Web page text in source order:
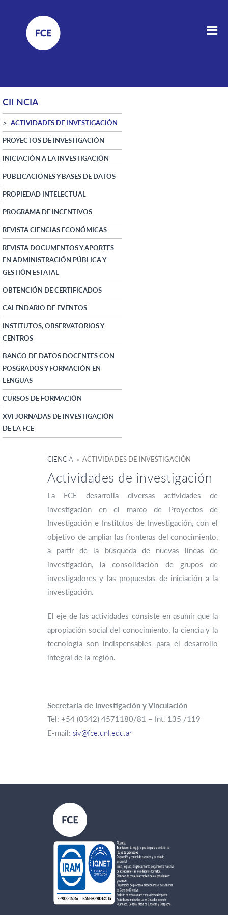
CIENCIA
ACTIVIDADES DE INVESTIGACIÓN
PROYECTOS DE INVESTIGACIÓN
INICIACIÓN A LA INVESTIGACIÓN
PUBLICACIONES Y BASES DE DATOS
PROPIEDAD INTELECTUAL
PROGRAMA DE INCENTIVOS
REVISTA CIENCIAS ECONÓMICAS
REVISTA DOCUMENTOS Y APORTES
EN ADMINISTRACIÓN PÚBLICA Y
GESTIÓN ESTATAL
OBTENCIÓN DE CERTIFICADOS
CALENDARIO DE EVENTOS
INSTITUTOS, OBSERVATORIOS Y
CENTROS
BANCO DE DATOS DOCENTES CON
POSGRADOS Y FORMACIÓN EN
LENGUAS
CURSOS DE FORMACIÓN
XVI JORNADAS DE INVESTIGACIÓN
DE LA FCE
CIENCIA » ACTIVIDADES DE INVESTIGACIÓN
Actividades de investigación
La FCE desarrolla diversas actividades de
investigación en el marco de Proyectos de
Investigación e Institutos de Investigación, con el
objetivo de ampliar las fronteras del conocimiento,
a partir de la búsqueda de nuevas líneas de
investigación, la consolidación de grupos de
investigadores y las propuestas de iniciación a la
investigación.
El eje de las actividades consiste en asumir que la
apropiación social del conocimiento, la ciencia y la
tecnología son indispensables para el desarrollo
integral de la región.
Secretaría de Investigación y Vinculación
Tel: +54 (0342) 4571180/81 – Int. 135 /119
E-mail: siv@fce.unl.edu.ar